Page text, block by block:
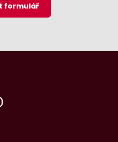
formulář